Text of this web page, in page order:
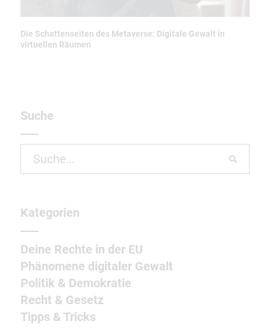
Die Schattenseiten des Metaverse: Digitale Gewalt in
virtuellen Räumen
Suche
Search
for:
Kategorien
Deine Rechte in der EU
Phänomene digitaler Gewalt
Politik & Demokratie
Recht & Gesetz
Tipps & Tricks